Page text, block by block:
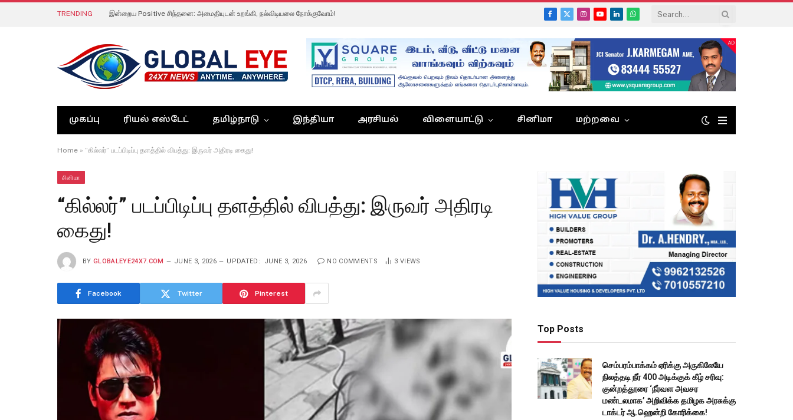
TRENDING இன்றைய Positive சிந்தனை: அமைதியுடன் உறங்கி, நல்விடியலை நோக்குவோம்!
Facebook
X
Instagram
YouTube
LinkedInWhatsApp
முகப்பு ரியல் எஸ்டேட் தமிழ்நாடு இந்தியா அரசியல் விளையாட்டு சினிமா மற்றவை
Home » “கில்லர்” படப்பிடிப்பு தளத்தில் விபத்து: இருவர் அதிரடி கைது!
சினிமா
“கில்லர்” படப்பிடிப்பு தளத்தில் விபத்து: இருவர் அதிரடி
கைது!
BY GLOBALEYE24X7.COM JUNE 3, 2026 UPDATED: JUNE 3, 2026 NO COMMENTS 3 VIEWS
Facebook Twitter Pinterest
Top Posts
செம்பரம்பாக்கம் ஏரிக்கு அருகிலேயே
நிலத்தடி நீர் 400 அடிக்குக் கீழ் சரிவு:
குன்றத்தூரை ‘நீர்வள அவசர
மண்டலமாக’ அறிவிக்க தமிழக அரசுக்கு
டாக்டர் ஆ.ஹென்றி கோரிக்கை!